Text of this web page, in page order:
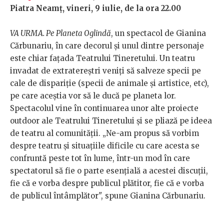
Piatra Neamț, vineri, 9 iulie, de la ora 22.00
VA URMA. Pe Planeta Oglindă, un spectacol de Gianina
Cărbunariu, în care decorul și unul dintre personaje
este chiar fațada Teatrului Tineretului. Un teatru
invadat de extratereștri veniți să salveze specii pe
cale de dispariție (specii de animale și artistice, etc),
pe care aceștia vor să le ducă pe planeta lor.
Spectacolul vine în continuarea unor alte proiecte
outdoor ale Teatrului Tineretului și se pliază pe ideea
de teatru al comunității. „Ne-am propus să vorbim
despre teatru și situațiile dificile cu care acesta se
confruntă peste tot în lume, într-un mod în care
spectatorul să fie o parte esențială a acestei discuții,
fie că e vorba despre publicul plătitor, fie că e vorba
de publicul întâmplător", spune Gianina Cărbunariu.